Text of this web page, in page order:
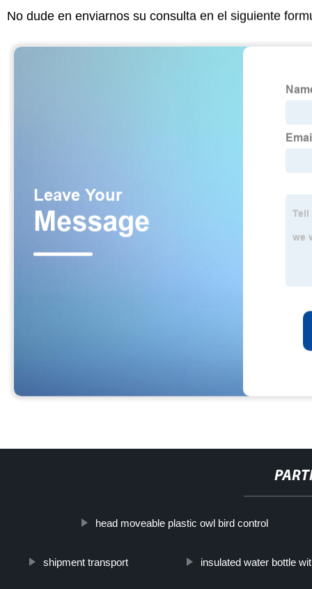
No dude en enviarnos su consulta en el siguiente
head moveable plastic owl bird control
shipment transport insulated water bottle